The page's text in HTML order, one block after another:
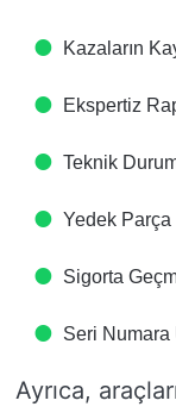
Kazaların
Ekspertiz
Teknik
Yedek
Sigorta
Seri Numara
Ayrıca,